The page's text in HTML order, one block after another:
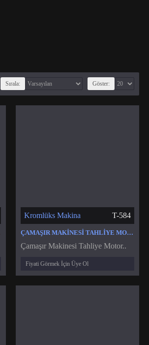
Sırala: Göster:
Kromlüks Makina T-584
ÇAMAŞIR MAKINESI TAHLIYE MOTORU VANASI POMPASI
Çamaşır Makinesi Tahliye Motor..
Fiyati Görmek İçin Üye Ol